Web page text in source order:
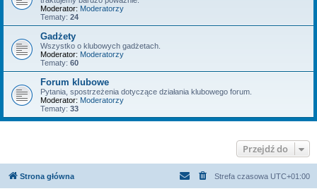
Moderator: Moderatorzy
Tematy: 24
Gadżety
Wszystko o klubowych gadżetach.
Moderator: Moderatorzy
Tematy: 60
Forum klubowe
Pytania, spostrzeżenia dotyczące działania klubowego forum.
Moderator: Moderatorzy
Tematy: 33
Przejdź do
Strona główna Strefa czasowa UTC+01:00